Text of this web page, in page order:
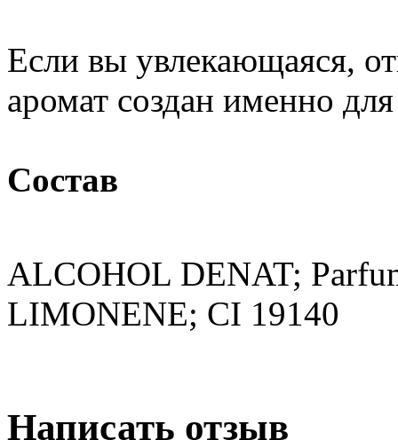
Если вы увлекающаяся,
аромат создан именно для
Состав
ALCOHOL DENAT;
LIMONENE; CI 19140
Написать отзыв